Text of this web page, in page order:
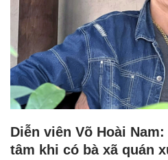
Diễn viên Võ Hoài
tâm khi có bà xã quán